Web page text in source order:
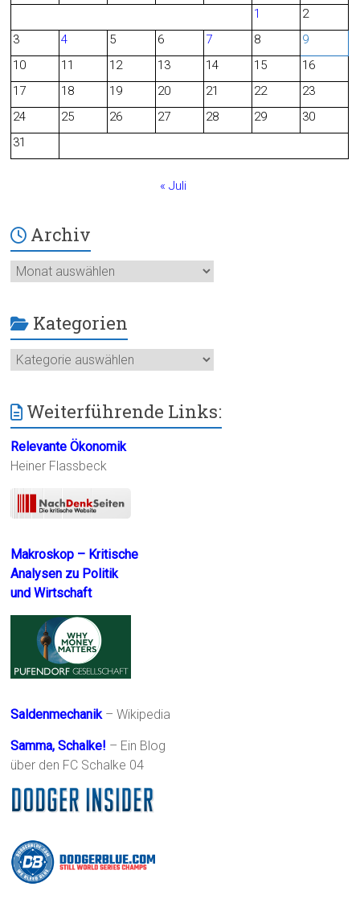
b
o
1
2
3
4 5 6 7 8
9
10
11 12 13 14 15
16
17
18 19 20 21 22
23
24
25 26 27 28 29
30
31
« Juli
Archiv
Archiv
Kategorien
Kategorien
Weiterführende Links:
Relevante Ökonomik
Heiner Flassbeck
Makroskop – Kritische
Analysen zu Politik
und Wirtschaft
Saldenmechanik– Wikipedia
Samma, Schalke! – Ein Blog
über den FC Schalke 04